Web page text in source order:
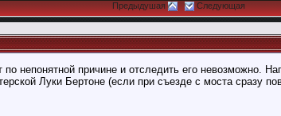
Предыдушая Следующая
по непонятной причине и отследить его невозможно.
Луки Бертоне (если при съезде с моста сразу